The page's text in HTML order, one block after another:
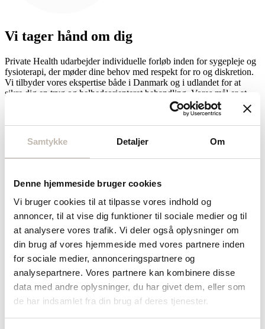
Samtykke Detaljer Om
Denne hjemmeside bruger cookies
Vi bruger cookies til at tilpasse vores indhold og
annoncer, til at vise dig funktioner til sociale medier og til
at analysere vores trafik. Vi deler også oplysninger om
din brug af vores hjemmeside med vores partnere inden
for sociale medier, annonceringspartnere og
analysepartnere. Vores partnere kan kombinere disse
data med andre oplysninger, du har givet dem, eller som
de har indsamlet fra din brug af deres tjenester.
Vi tager hånd om dig
Private Health udarbejder individuelle forløb inden for sygepleje og
fysioterapi, der møder dine behov med respekt for ro og diskretion.
Vi tilbyder vores ekspertise både i Danmark og i udlandet for at
sikre dig en tryg og helhedsorienteret behandling. Vores mål er at
skabe et trygt rum, hvor du kan føle dig i centrum til enhver tid.
Æstetikken i sygeplejen
“scenografer” tilrettelægger vi stemningen, så den understøtter både
ro og helbredelse. Gennem denne helhedsorienterede tilgang skaber
vi en atmosfære, der styrker helingsprocessen og bidrager til
klienternes trivsel.
Det sygeplejefaglige skøn
Sygeplejerskerne hos Private Health anvender deres sanser aktivt i
plejen og foretager løbende faglige vurderinger for at tilpasse
omsorgen optimalt. Denne sansede tilgang sikrer en omsorg, der
tager hensyn til kroppens og sindets signaler.